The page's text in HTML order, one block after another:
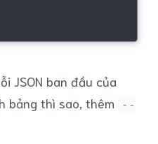
JSON ban đầu của
bảng thì sao, thêm
--